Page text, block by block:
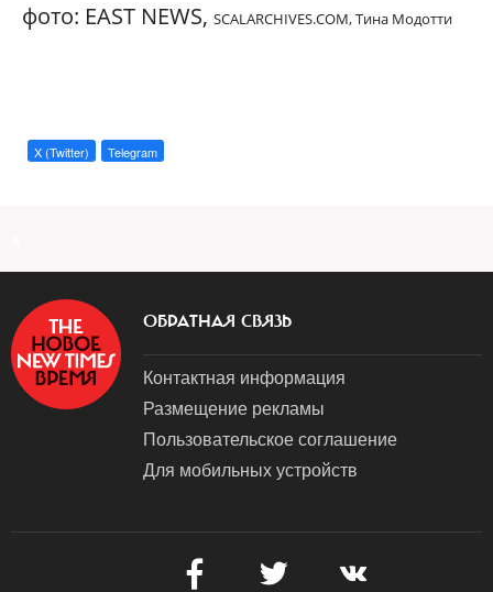
фото: EAST NEWS, SCALARCHIVES.COM,Тина Модотти
X (Twitter) Telegram
ОБРАТНАЯ СВЯЗЬ
Контактная информация
Размещение рекламы
Пользовательское соглашение
Для мобильных устройств